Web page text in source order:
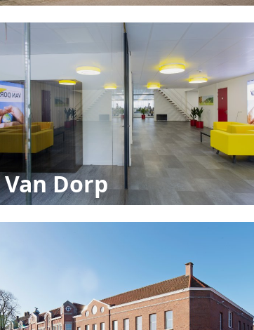
Van Dorp